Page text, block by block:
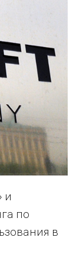
и
по
в